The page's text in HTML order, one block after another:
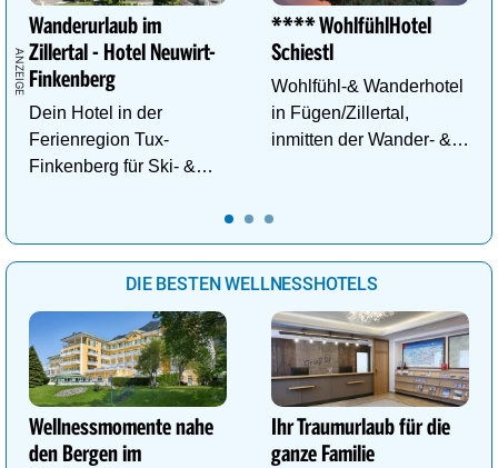
Wanderurlaub im
Zillertal - Hotel Neuwirt-
Finkenberg
Dein Hotel in der
Ferienregion Tux-
Finkenberg für Ski- &
**** WohlfühlHotel
Schiestl
Wohlfühl-& Wanderhotel
in Fügen/Zillertal,
inmitten der Wander- &
DIE BESTEN WELLNESSHOTELS
Wellnessmomente nahe
den Bergen im
Ihr Traumurlaub für die
ganze Familie